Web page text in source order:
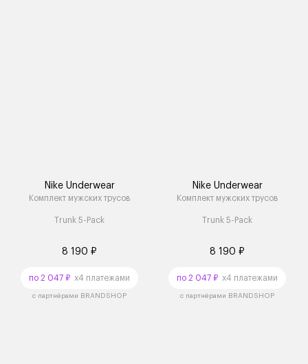
Nike Underwear
Комплект мужских трусов
Trunk 5-Pack
8 190 ₽
по 2 047 ₽ x4 платежами
с партнёрами BRANDSHOP
Nike Underwear
Комплект мужских трусов
Trunk 5-Pack
8 190 ₽
по 2 047 ₽ x4 платежами
с партнёрами BRANDSHOP